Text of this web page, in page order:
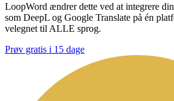
LoopWord ændrer dette ved at integrere
som DeepL og Google Translate på én
velegnet til ALLE sprog.
Prøv gratis i 15 dage